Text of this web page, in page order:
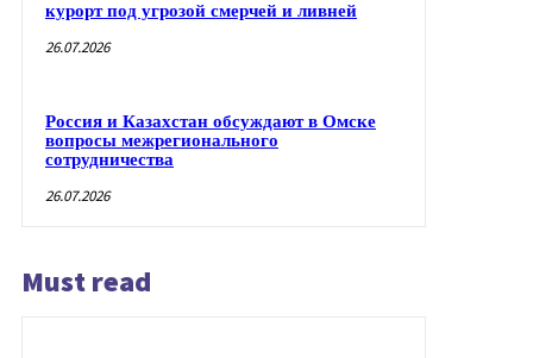
курорт под угрозой смерчей и ливней
26.07.2026
Россия и Казахстан обсуждают в Омске
вопросы межрегионального
сотрудничества
26.07.2026
Must read